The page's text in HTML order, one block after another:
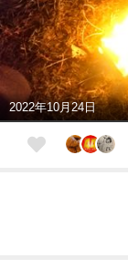
2022年10月24日